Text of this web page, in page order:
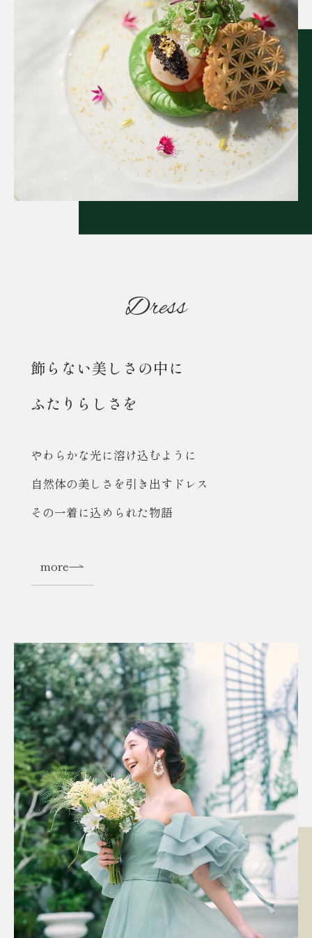
Dress
飾らない美しさの中に
ふたりらしさを
やわらかな光に溶け込むように
自然体の美しさを引き出すドレス
その一着に込められた物語
more